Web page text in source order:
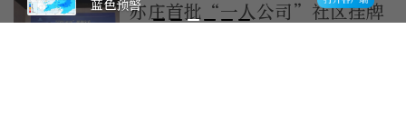
亦庄首批“一人公司”社区挂牌
蓝色预警